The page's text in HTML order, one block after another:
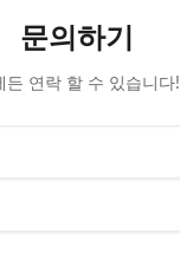
Winding Inserting
문의하기
든 연락 할 수 있습니다!